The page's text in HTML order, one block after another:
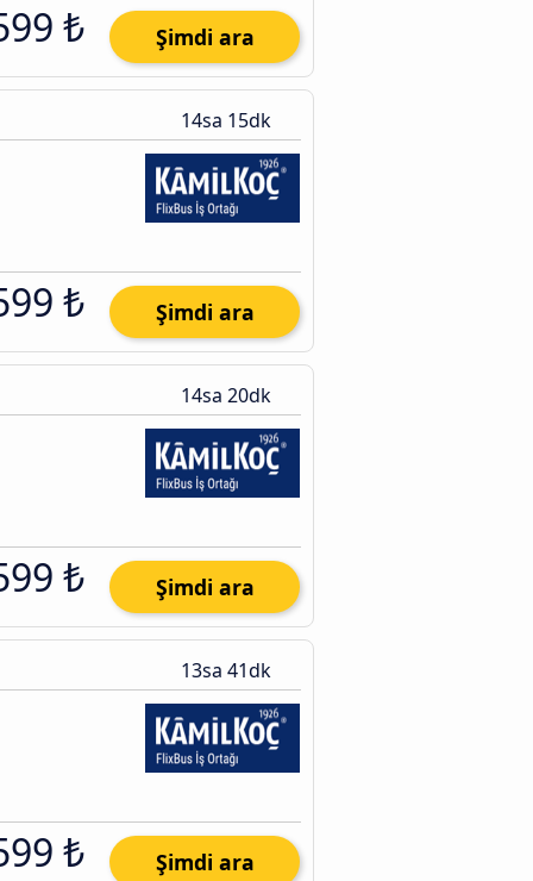
₺ Şimdi ara
14sa 15dk
₺ Şimdi ara
14sa 20dk
₺ Şimdi ara
13sa 41dk
₺ Şimdi ara